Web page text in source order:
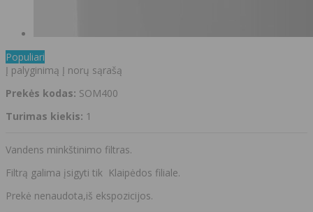
Populiari
Į palyginimą Į norų sąrašą
Prekės kodas: SOM400
Turimas kiekis: 1
Vandens minkštinimo filtras.
Filtrą galima įsigyti tik Klaipėdos filiale.
Prekė nenaudota,iš ekspozicijos.